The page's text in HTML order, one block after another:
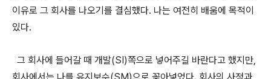
이유로 그 회사를 나오기를 결심했다. 나는 여전히 배움에 목적이
있다.
그 회사에 들어갈 때 개발(SI)쪽으로 넣어주길 바란다고 했지만,